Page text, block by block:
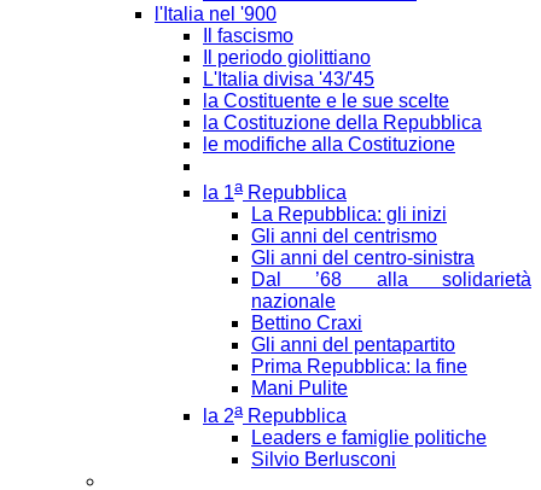
l'Italia nel '900
Il fascismo
Il periodo giolittiano
L'Italia divisa '43/'45
la Costituente e le sue scelte
la Costituzione della Repubblica
le modifiche alla Costituzione
la 1aRepubblica
La Repubblica: gli inizi
Gli anni del centrismo
Gli anni del centro-sinistra
Dal ’68 alla solidarietà
nazionale
Bettino Craxi
Gli anni del pentapartito
Prima Repubblica: la fine
Mani Pulite
la 2aRepubblica
Leaders e famiglie politiche
Silvio Berlusconi